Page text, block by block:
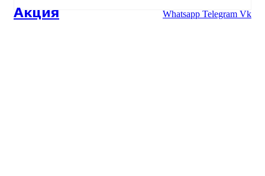
Акция Whatsapp Telegram Vk